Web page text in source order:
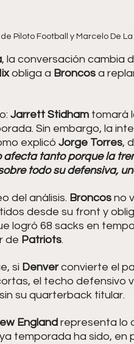
Piloto Football y Marcelo De
, la conversación cambia
obliga a Broncos a
Jarrett Stidham tomará
Sin embargo, la
explicó Jorge Torres,
afecta tanto porque la
todo su defensiva,
del análisis. Broncos no
desde su front y
logró 68 sacks en
de Patriots.
si Denver convierte el
el techo defensivo
su quarterback titular.
England representa lo
temporada ha sido, en